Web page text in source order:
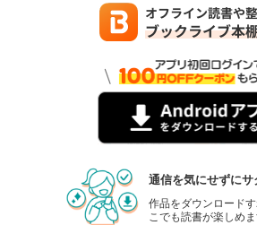
通信を気にせずにサ
作品をダウンロード
こでも読書が楽しめま